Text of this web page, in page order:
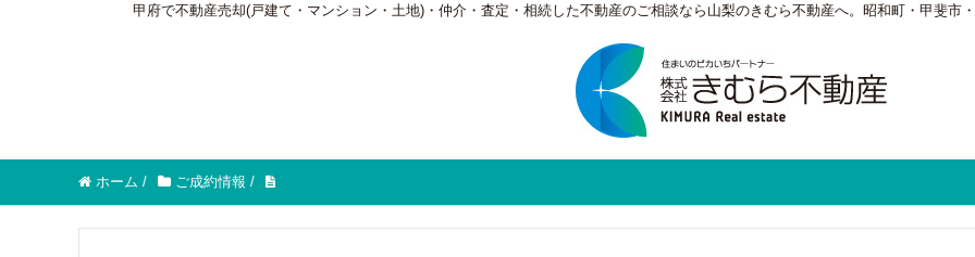
甲府で不動産売却(戸建て・マンション・土地)・仲介・査定・相続した不動産のご相談なら山梨のきむら不動産へ。昭和町・甲斐市
ホーム / ご成約情報 /